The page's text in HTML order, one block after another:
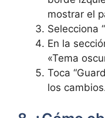
mostrar el
Selecciona
En la
«Tema
Toca
los